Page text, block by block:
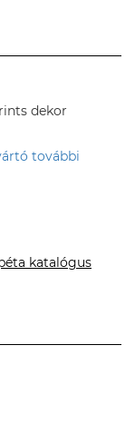
dekor
további
katalógus